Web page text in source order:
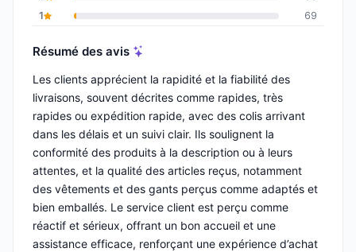
1
69
Résumé des avis
Les clients apprécient la rapidité et la fiabilité des
livraisons, souvent décrites comme rapides, très
rapides ou expédition rapide, avec des colis arrivant
dans les délais et un suivi clair. Ils soulignent la
conformité des produits à la description ou à leurs
attentes, et la qualité des articles reçus, notamment
des vêtements et des gants perçus comme adaptés et
bien emballés. Le service client est perçu comme
réactif et sérieux, offrant un bon accueil et une
assistance efficace, renforçant une expérience d’achat